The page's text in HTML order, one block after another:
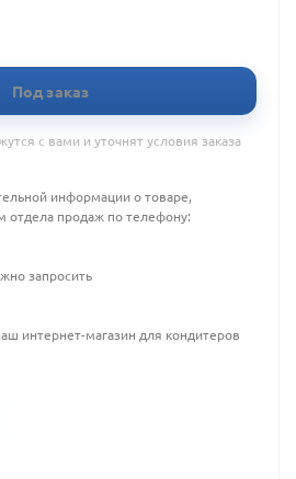
Под заказ
с вами и уточнят условия заказа
информации о товаре,
отдела продаж по телефону:
запросить
интернет-магазин для кондитеров